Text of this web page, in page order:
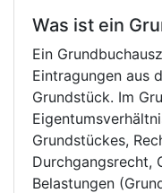
Was ist ein
Ein
Eintragungen aus
Grundstück. Im
Grundstückes,
Durchgangsrecht,
Belastungen